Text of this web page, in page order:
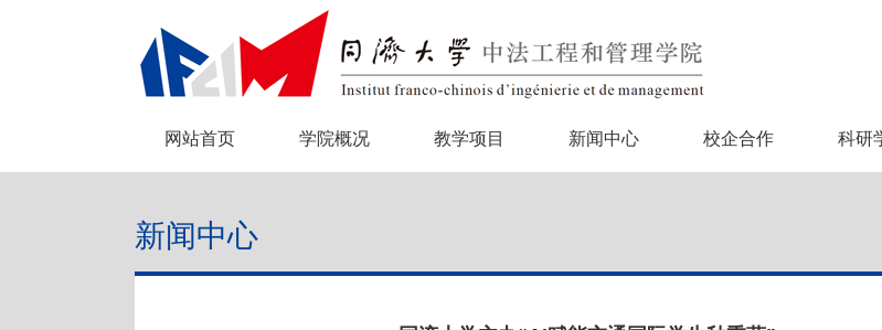
网站首页 学院概况 教学项目 新闻中心 校企合作 科研
新闻中心